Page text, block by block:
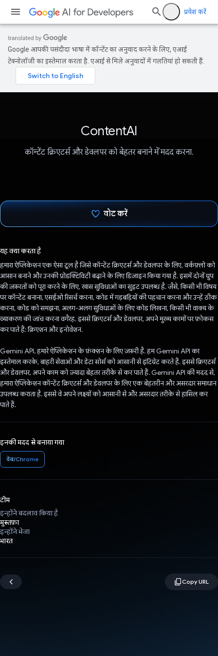
प्रवेश करें
Google आपकी पसंदीदा भाषा में कॉन्टेंट का अनुवाद करने के लिए, एआई
टेक्नोलॉजी का इस्तेमाल करता है. एआई से मिले अनुवादों में गलतियां हो सकती हैं.
ContentAI
कॉन्टेंट क्रिएटर्स और डेवलपर को बेहतर बनाने में मदद करना.
वोट करें
यह क्या करता है
हमारा ऐप्लिकेशन एक ऐसा टूल है जिसे कॉन्टेंट क्रिएटर्स और डेवलपर के लिए, वर्कफ़्लो को
आसान बनाने और उनकी प्रोडक्टिविटी बढ़ाने के लिए डिज़ाइन किया गया है. इसमें दोनों ग्रुप
की ज़रूरतों को पूरा करने के लिए, खास सुविधाओं का सुइट उपलब्ध है. जैसे, किसी भी विषय
पर कॉन्टेंट बनाना, एसईओ रिसर्च करना, कोड में गड़बड़ियों की पहचान करना और उन्हें ठीक
करना, कोड को समझना, अलग-अलग सुविधाओं के लिए कोड लिखना, किसी भी वाक्य के
व्याकरण की जांच करना वगैरह. इससे क्रिएटर्स और डेवलपर, अपने मुख्य कामों पर फ़ोकस
कर पाते हैं: क्रिएशन और इनोवेशन.
Gemini API, हमारे ऐप्लिकेशन के फ़ंक्शन के लिए ज़रूरी है. हम Gemini API का
इस्तेमाल करके, बाहरी सेवाओं और डेटा सोर्स को आसानी से इंटिग्रेट करते हैं. इससे क्रिएटर्स
और डेवलपर, अपने काम को ज़्यादा बेहतर तरीके से कर पाते हैं. Gemini API की मदद से,
हमारा ऐप्लिकेशन कॉन्टेंट क्रिएटर्स और डेवलपर के लिए एक बेहतरीन और असरदार समाधान
उपलब्ध कराता है. इससे वे अपने लक्ष्यों को आसानी से और असरदार तरीके से हासिल कर
पाते हैं.
इनकी मदद से बनाया गया
वेब/Chrome
टीम
इन्होंने बदलाव किया है
मुस्तफ़ा
इन्होंने भेजा
भारत